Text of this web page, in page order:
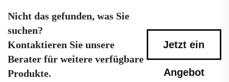
Nicht das gefunden, was Sie
suchen?
Kontaktieren Sie unsere
Berater für weitere verfügbare
Produkte.
Jetzt ein
Angebot